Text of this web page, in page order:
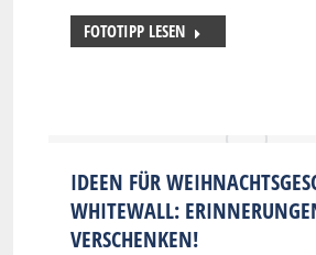
FOTOTIPP LESEN
IDEEN FÜR
WHITEWALL:
VERSCHENKEN!